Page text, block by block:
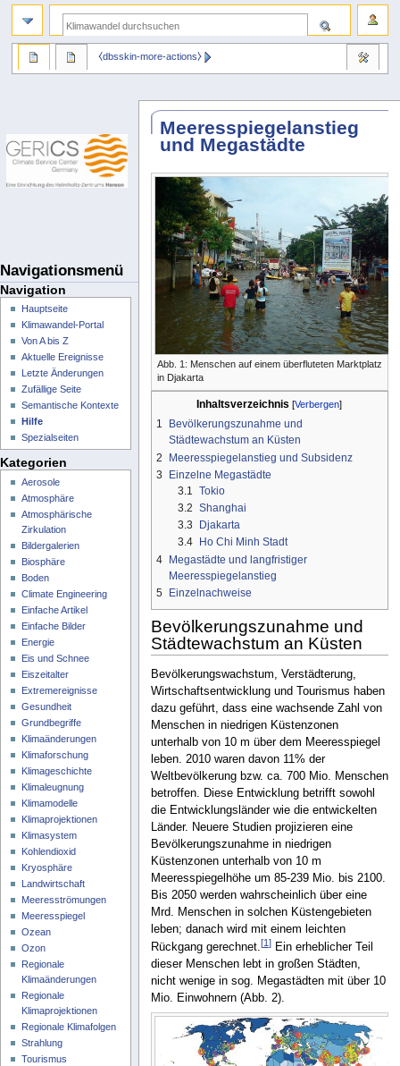
Meeresspiegelanstieg
und Megastädte
Abb. 1: Menschen auf einem überfluteten Marktplatz
in Djakarta
Inhaltsverzeichnis
1
Bevölkerungszunahme und
Städtewachstum an Küsten
2
Meeresspiegelanstieg und Subsidenz
3
Einzelne Megastädte
3.1
Tokio
3.2 Shanghai
3.3
Djakarta
3.4
Ho Chi Minh Stadt
4 Megastädte und langfristiger
Meeresspiegelanstieg
5 Einzelnachweise
Bevölkerungszunahme und
Städtewachstum an Küsten
Bevölkerungswachstum, Verstädterung,
Wirtschaftsentwicklung und Tourismus haben
dazu geführt, dass eine wachsende Zahl von
Menschen in niedrigen Küstenzonen
unterhalb von 10 m über dem Meeresspiegel
leben. 2010 waren davon 11% der
Weltbevölkerung bzw. ca. 700 Mio. Menschen
betroffen. Diese Entwicklung betrifft sowohl
die Entwicklungsländer wie die entwickelten
Länder. Neuere Studien projizieren eine
Bevölkerungszunahme in niedrigen
Küstenzonen unterhalb von 10 m
Meeresspiegelhöhe um 85-239 Mio. bis 2100.
Bis 2050 werden wahrscheinlich über eine
Mrd. Menschen in solchen Küstengebieten
leben; danach wird mit einem leichten
Rückgang gerechnet.[1]Ein erheblicher Teil
dieser Menschen lebt in großen Städten,
nicht wenige in sog. Megastädten mit über 10
Mio. Einwohnern (Abb. 2).
Navigationsmenü
⧼dbsskin-more-actions⧽
Navigation
Hauptseite
Klimawandel-Portal
Von A bis Z
Aktuelle Ereignisse
Letzte Änderungen
Zufällige Seite
Semantische Kontexte
Hilfe
Spezialseiten
Kategorien
Aerosole
Atmosphäre
Atmosphärische
Zirkulation
Bildergalerien
Biosphäre
Boden
Climate Engineering
Einfache Artikel
Einfache Bilder
Energie
Eis und Schnee
Eiszeitalter
Extremereignisse
Gesundheit
Grundbegriffe
Klimaänderungen
Klimaforschung
Klimageschichte
Klimaleugnung
Klimamodelle
Klimaprojektionen
Klimasystem
Kohlendioxid
Kryosphäre
Landwirtschaft
Meeresströmungen
Meeresspiegel
Ozean
Ozon
Regionale
Klimaänderungen
Regionale
Klimaprojektionen
Regionale Klimafolgen
Strahlung
Tourismus